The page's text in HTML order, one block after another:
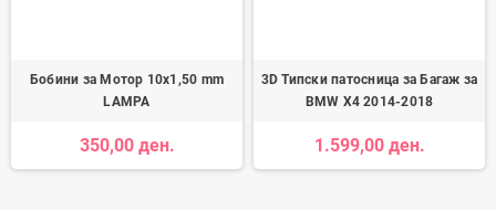
Бобини за Мотор 10x1,50 mm
LAMPA
350,00 ден.
3D Типски патосница за Багаж за
BMW X4 2014-2018
1.599,00 ден.